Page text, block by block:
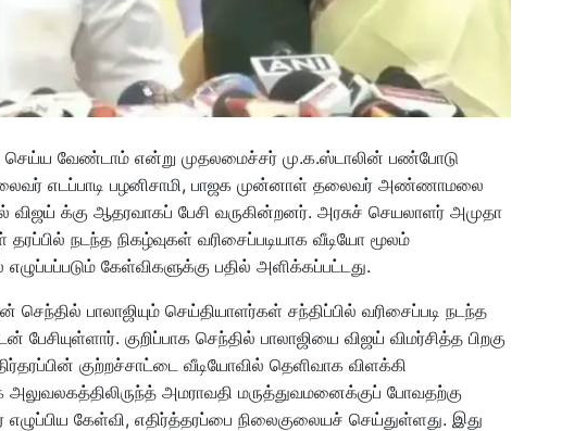
செய்ய வேண்டாம் என்று முதலமைச்சர் மு.க.ஸ்டாலின் பண்போடு
தலைவர் எடப்பாடி பழனிசாமி, பாஜக முன்னாள் தலைவர் அண்ணாமலை
க்கு ஆதரவாகப் பேசி வருகின்றனர். அரசுச் செயலாளர் அமுதா
நடந்த நிகழ்வுகள் வரிசைப்படியாக வீடியோ மூலம்
கேள்விகளுக்கு பதில் அளிக்கப்பட்டது.
பாலாஜியும் செய்தியாளர்கள் சந்திப்பில் வரிசைப்படி நடந்த
குறிப்பாக செந்தில் பாலாஜியை விஜய் விமர்சித்த பிறகு
குற்றச்சாட்டை வீடியோவில் தெளிவாக விளக்கி
அலுவலகத்திலிருந்த் அமராவதி மருத்துவமனைக்குப் போவதற்கு
கேள்வி, எதிர்த்தரப்பை நிலைகுலையச் செய்துள்ளது. இது